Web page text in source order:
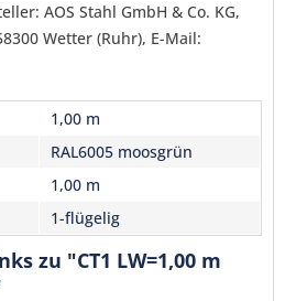
AOS Stahl GmbH & Co. KG,
Wetter (Ruhr), E-Mail:
1,00 m
RAL6005 moosgrün
1,00 m
1-flügelig
zu "CT1 LW=1,00 m